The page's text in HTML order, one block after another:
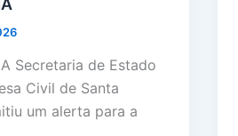
A Secretaria de Estado
Civil de Santa
um alerta para a